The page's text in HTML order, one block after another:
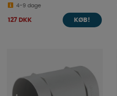
4-9 dage
127 DKK KØB!